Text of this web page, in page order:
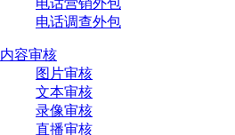
电话调查外包
内容审核
图片审核
文本审核
录像审核
直播审核